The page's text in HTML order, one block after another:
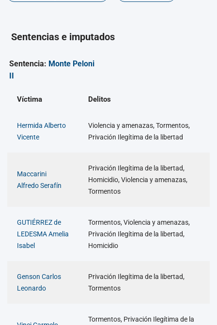
Sentencias e imputados
Sentencia: Monte Peloni
Víctima Delitos
Hermida Alberto
Vicente
Violencia y amenazas, Tormentos,
Privación Ilegítima de la libertad
Maccarini
Alfredo Serafín
Privación Ilegítima de la libertad,
Homicidio, Violencia y amenazas,
Tormentos
GUTIÉRREZ de
LEDESMA Amelia
Isabel
Tormentos, Violencia y amenazas,
Privación Ilegítima de la libertad,
Homicidio
Genson Carlos
Leonardo
Privación Ilegítima de la libertad,
Tormentos
Tormentos, Privación Ilegítima de la